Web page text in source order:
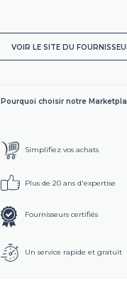
VOIR LE SITE DU
Pourquoi choisir notre
Simplifiez vos achats
Plus de 20 ans d'expertise
Fournisseurs certifiés
Un service rapide et gratuit